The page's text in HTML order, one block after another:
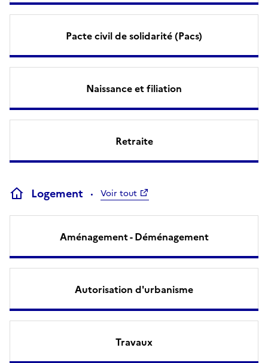
Pacte civil de solidarité (Pacs)
Naissance et filiation
Retraite
Logement Voir tout
Aménagement - Déménagement
Autorisation d'urbanisme
Travaux